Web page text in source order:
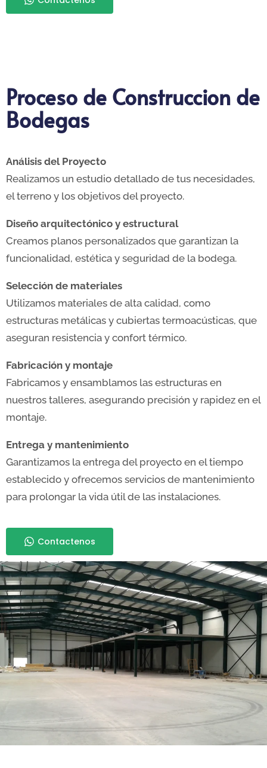
Proceso de Construccion de
Bodegas
Análisis del Proyecto
Realizamos un estudio detallado de tus necesidades,
el terreno y los objetivos del proyecto.
Diseño arquitectónico y estructural
Creamos planos personalizados que garantizan la
funcionalidad, estética y seguridad de la bodega.
Selección de materiales
Utilizamos materiales de alta calidad, como
estructuras metálicas y cubiertas termoacústicas, que
aseguran resistencia y confort térmico.
Fabricación y montaje
Fabricamos y ensamblamos las estructuras en
nuestros talleres, asegurando precisión y rapidez en el
montaje.
Entrega y mantenimiento
Garantizamos la entrega del proyecto en el tiempo
establecido y ofrecemos servicios de mantenimiento
para prolongar la vida útil de las instalaciones.
Contactenos